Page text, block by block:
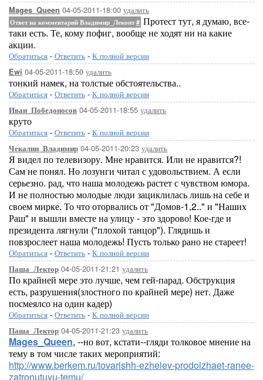
Mages_Queen 04-05-2011-18:00 удалить
Ответ на комментарий Владимир_Леконт# Протест тут, я думаю, все-
таки есть. Те, кому пофиг, вообще не ходят ни на какие
акции.
Обратиться - Ответить - К полной версии
Ewi 04-05-2011-18:50 удалить
тонкий намек, на толстые обстоятельства..
Обратиться - Ответить - К полной версии
Иван_Победоносов 04-05-2011-18:55 удалить
круто
Обратиться - Ответить - К полной версии
Чекалин_Владимир 04-05-2011-20:23 удалить
Я видел по телевизору. Мне нравится. Или не нравится?!
Сам не понял. Но лозунги читал с удовольствием. А если
серьезно. рад, что наша молодежь растет с чувством юмора.
И не полностью молодые люди зациклилась лишь на себе и
своем мирке. То что оторвались от "Домов-1,2.." и "Наших
Раш" и вышли вместе на улицу - это здорово! Кое-где и
президента лягнули ("плохой танцор"). Глядишь и
повзрослеет наша молодежь! Пусть только рано не стареет!
Обратиться - Ответить - К полной версии
Паша_Лектор 04-05-2011-21:21 удалить
По крайней мере это лучше, чем гей-парад. Обструкция
есть, разрушения(злостного по крайней мере) нет. Даже
посмеялсо на один кадер)
Обратиться - Ответить - К полной версии
Паша_Лектор 04-05-2011-21:23 удалить
Mages_Queen, --но вот, кстати--гляди толковое мнение на
тему в том числе таких мероприятий:
http://www.berkem.ru/tovarishh-ezhelev-prodolzhaet-ranee-
zatronutuyu-temu/